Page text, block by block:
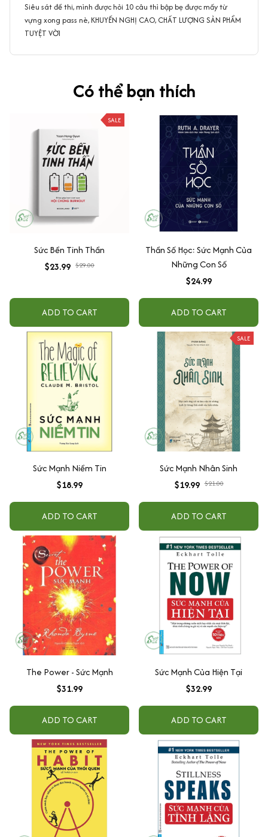
Siêu sát đề thi, mình được hỏi 10 câu thì bập bẹ được mấy từ
vựng xong pass nè, KHUYẾN NGHỊ CAO, CHẤT LƯỢNG SẢN PHẨM
TUYỆT VỜI
Có thể bạn thích
SALE
Sức Bền Tinh Thần
$23.99 $29.00
ADD TO CART
Thần Số Học: Sức Mạnh Của
Những Con Số
$24.99
ADD TO CART
Sức Mạnh Niềm Tin
$18.99
ADD TO CART
SALE
Sức Mạnh Nhân Sinh
$19.99 $21.00
ADD TO CART
The Power - Sức Mạnh
$31.99
ADD TO CART
Sức Mạnh Của Hiện Tại
$32.99
ADD TO CART